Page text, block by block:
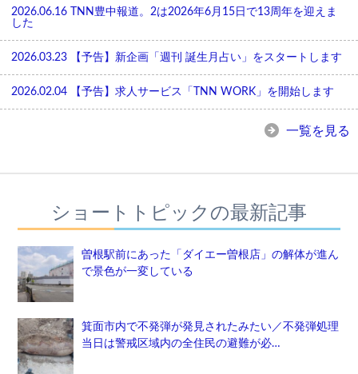
2026.06.16
TNN豊中報道。2は2026年6月15日で13周年を迎えま
した
2026.03.23 【予告】新企画「週刊 誕生月占い」をスタートします
2026.02.04 【予告】求人サービス「TNN WORK」を開始します
一覧を見る
ショートトピックの最新記事
曽根駅前にあった「ダイエー曽根店」の解体が進ん
で景色が一変している
箕面市内で不発弾が発見されたみたい／不発弾処理
当日は警戒区域内の全住民の避難が必…